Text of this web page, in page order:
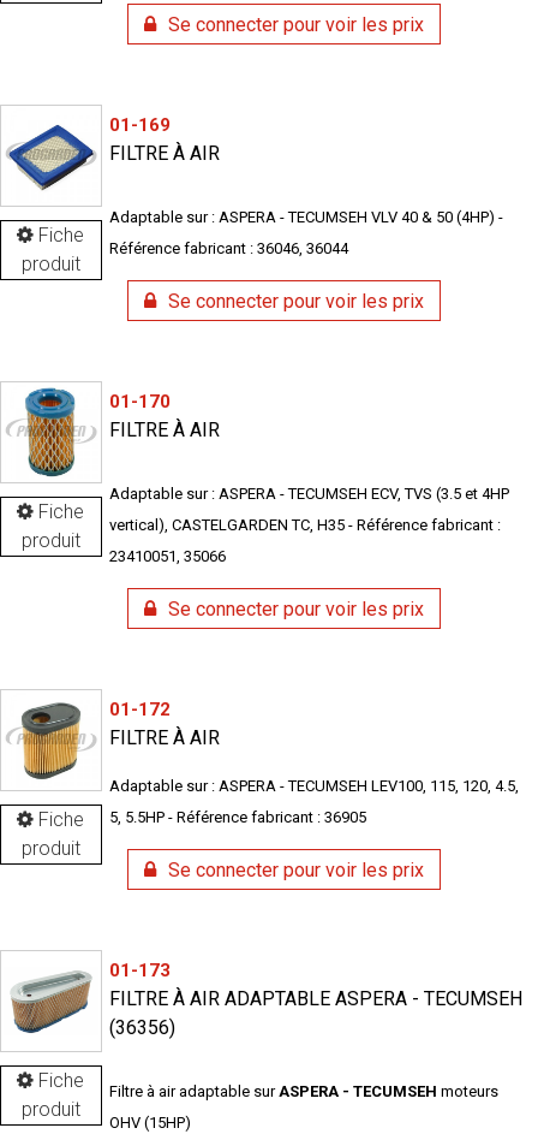
Se connecter pour voir les prix
Fiche
produit
01-169
FILTRE À AIR
Adaptable sur : ASPERA - TECUMSEH VLV 40 & 50 (4HP) -
Référence fabricant : 36046, 36044
Se connecter pour voir les prix
Fiche
produit
01-170
FILTRE À AIR
Adaptable sur : ASPERA - TECUMSEH ECV, TVS (3.5 et 4HP
vertical), CASTELGARDEN TC, H35 - Référence fabricant :
23410051, 35066
Se connecter pour voir les prix
Fiche
produit
01-172
FILTRE À AIR
Adaptable sur : ASPERA - TECUMSEH LEV100, 115, 120, 4.5,
5, 5.5HP - Référence fabricant : 36905
Se connecter pour voir les prix
Fiche
produit
01-173
FILTRE À AIR ADAPTABLE ASPERA - TECUMSEH
(36356)
Filtre à air adaptable surASPERA - TECUMSEH moteurs
OHV (15HP)